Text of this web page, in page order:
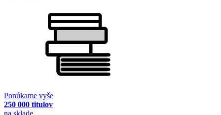
Ponúkame vyše
250 000 titulov